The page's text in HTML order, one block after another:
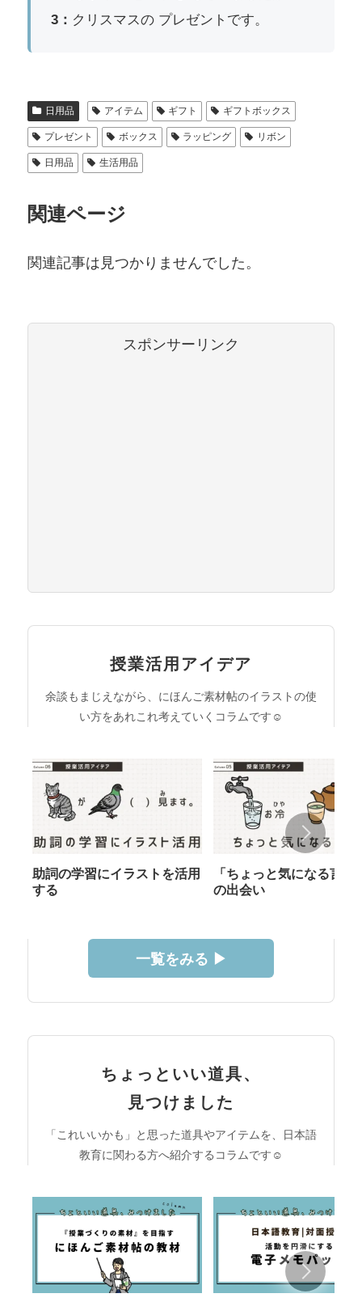
3： クリスマスの プレゼントです。
日用品 アイテム ギフト ギフトボックス
プレゼント ボックス ラッピング リボン
日用品 生活用品
関連ページ
関連記事は見つかりませんでした。
スポンサーリンク
授業活用アイデア
余談もまじえながら、にほんご素材帖のイラストの使
い方をあれこれ考えていくコラムです☺︎
助詞の学習にイラストを活用
する
「ちょっと気になる言葉
の出会い
一覧をみる ▶︎
ちょっといい道具、
見つけました
「これいいかも」と思った道具やアイテムを、日本語
教育に関わる方へ紹介するコラムです☺︎